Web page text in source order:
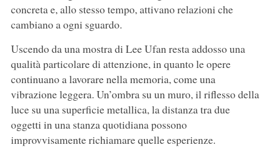
concreta e, allo stesso tempo, attivano relazioni che
cambiano a ogni sguardo.
Uscendo da una mostra di Lee Ufan resta addosso una
qualità particolare di attenzione, in quanto le opere
continuano a lavorare nella memoria, come una
vibrazione leggera. Un’ombra su un muro, il riflesso della
luce su una superficie metallica, la distanza tra due
oggetti in una stanza quotidiana possono
improvvisamente richiamare quelle esperienze.